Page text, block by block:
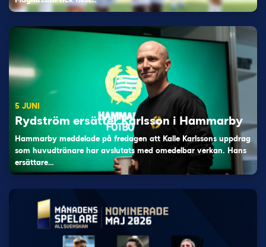
5 JUNI
Rydström ersätter Karlsson i Hammarby
Hammarby meddelade på fredagen att Kalle Karlssons uppdrag
som huvudtränare har avslutats med omedelbar verkan. Hans
ersättare…